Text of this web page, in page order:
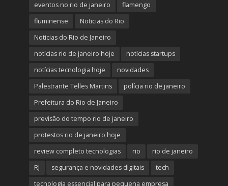
eventos no rio de janeiro
flamengo
fluminense
Noticias do Rio
Noticias do Rio de Janeiro
notícias rio de janeiro hoje
notícias startups
notícias tecnologia hoje
novidades
Palestrante Telles Martins
polícia rio de janeiro
Prefeitura do Rio de Janeiro
previsão do tempo rio de janeiro
protestos rio de janeiro hoje
review completo tecnologias
rio
rio de janeiro
RJ
segurança e novidades digitais
tech
tecnologia essencial para pequena empresa